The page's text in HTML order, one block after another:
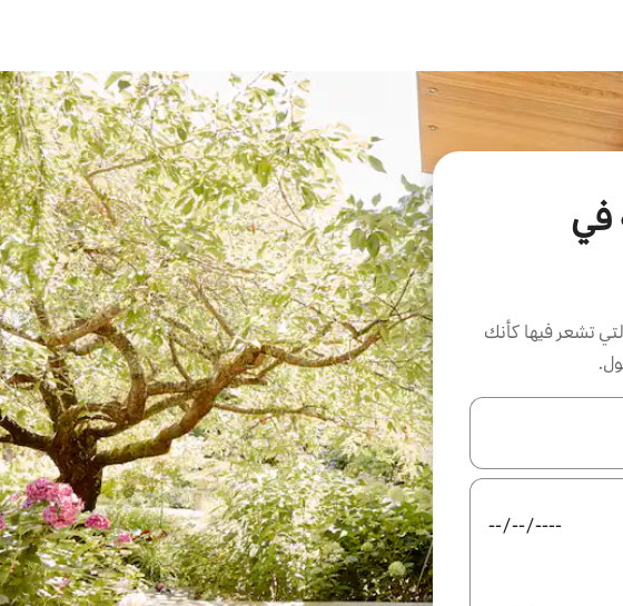
في
تشعر فيها كأنك
لأعلى ولأسفل أو استكشف عن طريق اللمس أو السحب.